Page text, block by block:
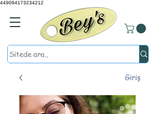
449094173234212
Giriş